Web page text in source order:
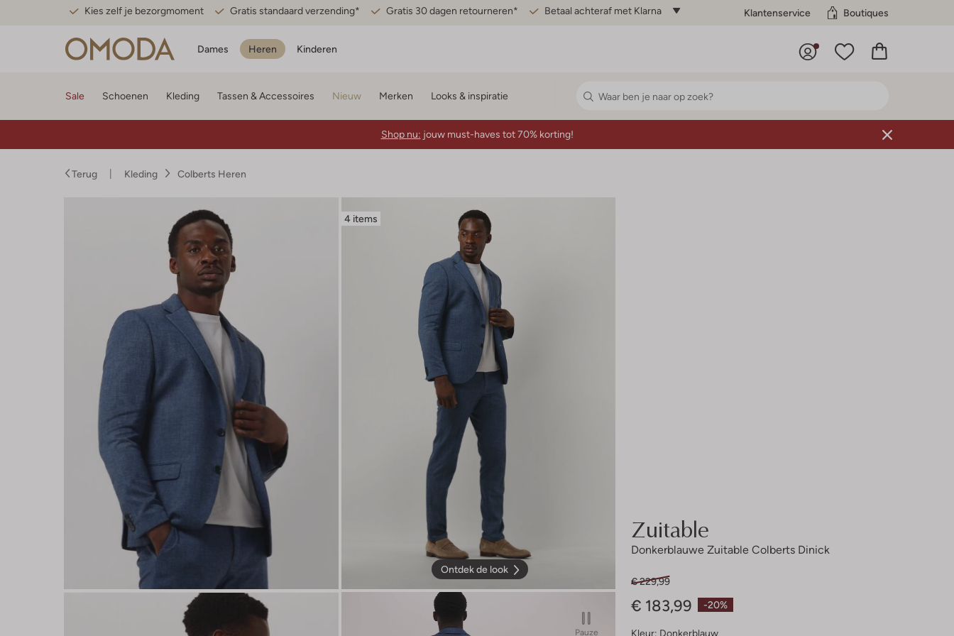
Kies zelf je bezorgmoment Gratis standaard verzending* Gratis 30 dagen retourneren* Betaal achteraf met Klarna Klantenservice Boutiques
Dames Heren Kinderen
Sale Schoenen Kleding Tassen & Accessoires Nieuw Merken Looks & inspiratie
Shop nu: jouw must-haves tot 70% korting!
Terug Kleding Colberts Heren
4 items
Ontdek de look
Pauze
Zuitable
Donkerblauwe Zuitable Colberts Dinick
-20%
€ 229,99
€ 183,99
Kleur: Donkerblauw